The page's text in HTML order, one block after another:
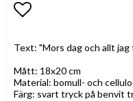
Text: "Mors dag och allt jag
Mått: 18x20 cm
Material: bomull- och
Färg: svart tryck på benvit